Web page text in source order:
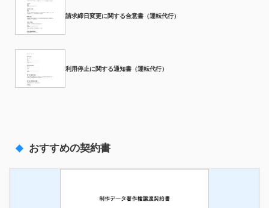
請求締日変更に関する合意書（運転代行）
利用停止に関する通知書（運転代行）
おすすめの契約書